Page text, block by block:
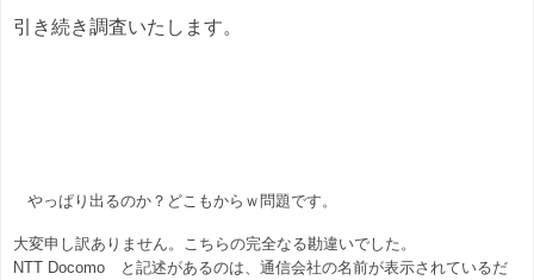
引き続き調査いたします。
やっぱり出るのか？どこもからｗ問題です。
大変申し訳ありません。こちらの完全なる勘違いでした。
NTT Docomo と記述があるのは、通信会社の名前が表示されているだ